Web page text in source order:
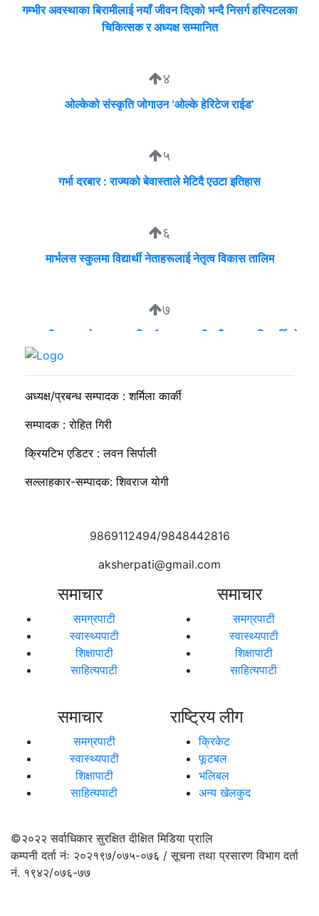
गम्भीर अवस्थाका बिरामीलाई नयाँ जीवन दिएको भन्दै निसर्ग हस्पिटलका
चिकित्सक र अध्यक्ष सम्मानित
४
ओल्केको संस्कृति जोगाउन ‘ओल्के हेरिटेज राईड’
५
गर्भा दरबार : राज्यको बेवास्ताले मेटिदै एउटा इतिहास
६
मार्भलस स्कुलमा विद्यार्थी नेताहरूलाई नेतृत्व विकास तालिम
७
व्यवसायी मुन्दडाको घरमा एकाबिहानै खानतलासी, पाँच घन्टापछि फर्कियो
अध्यक्ष/प्रबन्ध सम्पादक : शर्मिला कार्की
सम्पादक : रोहित गिरी
क्रियटिभ एडिटर : लवन सिर्पाली
सल्लाहकार-सम्पादक: शिवराज योगी
9869112494/9848442816
aksherpati@gmail.com
समाचार
समग्रपाटी
स्वास्थ्यपाटी
शिक्षापाटी
साहित्यपाटी
समाचार
समग्रपाटी
स्वास्थ्यपाटी
शिक्षापाटी
साहित्यपाटी
समाचार
समग्रपाटी
स्वास्थ्यपाटी
शिक्षापाटी
साहित्यपाटी
राष्ट्रिय लीग
क्रिकेट
फूटबल
भलिबल
अन्य खेलकुद
©२०२२सर्वाधिकार सुरक्षित दीक्षित मिडिया प्रालि
कम्पनी दर्ता नंः २०२१९७/०७५-०७६ / सूचना तथा प्रसारण विभाग दर्ता
नं. १९४२/०७६-७७